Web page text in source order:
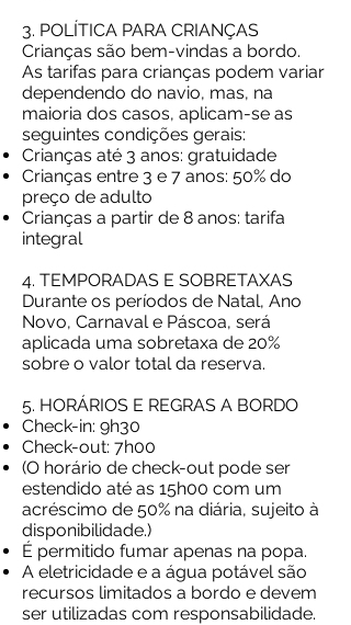
3. POLÍTICA PARA CRIANÇAS
Crianças são bem-vindas a bordo.
As tarifas para crianças podem variar
dependendo do navio, mas, na
maioria dos casos, aplicam-se as
seguintes condições gerais:
Crianças até 3 anos: gratuidade
Crianças entre 3 e 7 anos: 50% do
preço de adulto
Crianças a partir de 8 anos: tarifa
integral
4. TEMPORADAS E SOBRETAXAS
Durante os períodos de Natal, Ano
Novo, Carnaval e Páscoa, será
aplicada uma sobretaxa de 20%
sobre o valor total da reserva.
5. HORÁRIOS E REGRAS A BORDO
Check-in: 9h30
Check-out: 7h00
(O horário de check-out pode ser
estendido até as 15h00 com um
acréscimo de 50% na diária, sujeito à
disponibilidade.)
É permitido fumar apenas na popa.
A eletricidade e a água potável são
recursos limitados a bordo e devem
ser utilizadas com responsabilidade.